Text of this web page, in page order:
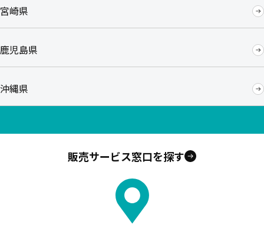
宮崎県
鹿児島県
沖縄県
販売サービス窓口を探す